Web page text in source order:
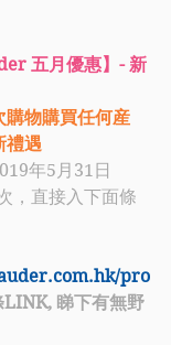
五月優惠】- 新
購物購買任何産
禮遇
年5月31日
，直接入下面條
pro
睇下有無野